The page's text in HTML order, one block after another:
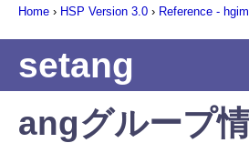
Home › HSP Version 3.0 › Reference -
setang
angグループ